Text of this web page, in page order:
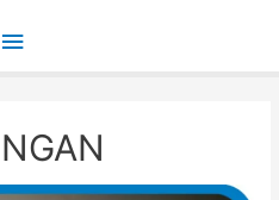
Main